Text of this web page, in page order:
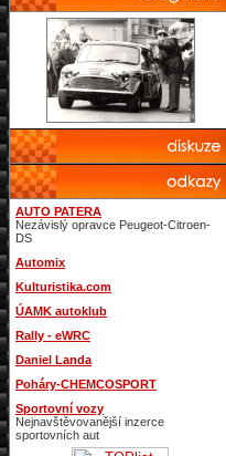
AUTO PATERA
Nezávislý opravce Peugeot-Citroen-
DS
Automix
Kulturistika.com
ÚAMK autoklub
Rally - eWRC
Daniel Landa
Poháry-CHEMCOSPORT
Sportovní vozy
Nejnavštěvovanější inzerce
sportovních aut